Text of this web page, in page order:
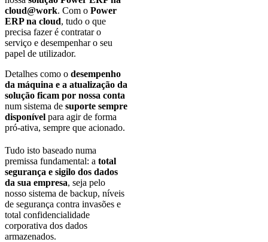
cloud@work. Com o Power
ERP na cloud, tudo o que
precisa fazer é contratar o
serviço e desempenhar o seu
papel de utilizador.
Detalhes como o desempenho
da máquina e a atualização da
solução ficam por nossa conta
num sistema de suporte sempre
disponível para agir de forma
pró-ativa, sempre que acionado.
Tudo isto baseado numa
premissa fundamental: a total
segurança e sigilo dos dados
da sua empresa, seja pelo
nosso sistema de backup, níveis
de segurança contra invasões e
total confidencialidade
corporativa dos dados
armazenados.